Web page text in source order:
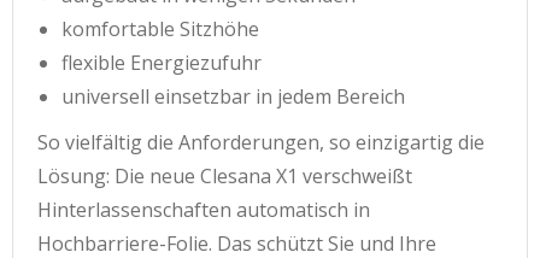
komfortable Sitzhöhe
flexible Energiezufuhr
universell einsetzbar in jedem Bereich
So vielfältig die Anforderungen, so einzigartig die
Lösung: Die neue Clesana X1 verschweißt
Hinterlassenschaften automatisch in
Hochbarriere-Folie. Das schützt Sie und Ihre